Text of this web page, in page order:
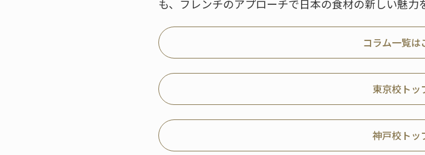
も、フレンチのアプローチで日本の食材の新しい魅力
コラム一覧は
東京校トッ
神戸校トッ